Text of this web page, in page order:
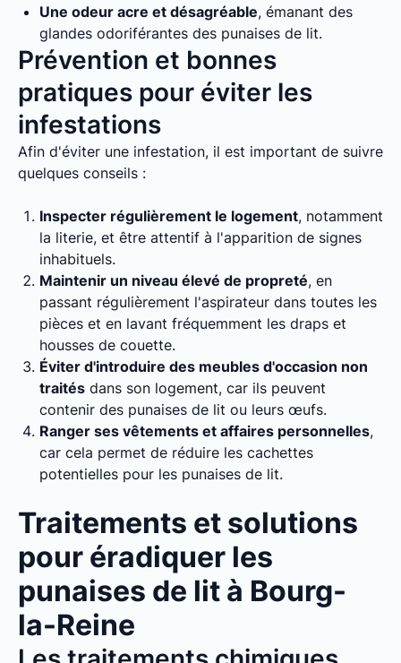
Une odeur acre et désagréable, émanant des
glandes odoriférantes des punaises de lit.
Prévention et bonnes
pratiques pour éviter les
infestations
Afin d'éviter une infestation, il est important de suivre
quelques conseils :
Inspecter régulièrement le logement, notamment
la literie, et être attentif à l'apparition de signes
inhabituels.
Maintenir un niveau élevé de propreté, en
passant régulièrement l'aspirateur dans toutes les
pièces et en lavant fréquemment les draps et
housses de couette.
Éviter d'introduire des meubles d'occasion non
traités dans son logement, car ils peuvent
contenir des punaises de lit ou leurs œufs.
Ranger ses vêtements et affaires personnelles,
car cela permet de réduire les cachettes
potentielles pour les punaises de lit.
Traitements et solutions
pour éradiquer les
punaises de lit à Bourg-
la-Reine